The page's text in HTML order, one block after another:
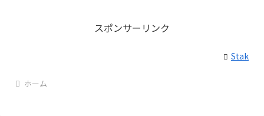
スポンサーリンク
Stak
ホーム